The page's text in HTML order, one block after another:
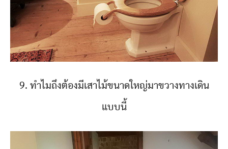
9. ทำไมถึงต้องมีเสาไม้ขนาดใหญ่มาขวางทางเดิน
แบบนี้